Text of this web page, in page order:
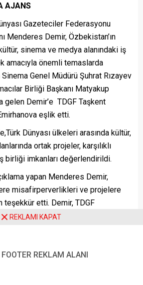
AJANS
Gazeteciler Federasyonu
Menderes Demir, Özbekistan’ın
sinema ve medya alanındaki iş
amacıyla önemli temaslarda
Genel Müdürü Şuhrat Rızayev
Birliği Başkanı Matyakup
gelen Demir’e TDGF Taşkent
eşlik etti.
Dünyası ülkeleri arasında kültür,
ortak projeler, karşılıklı
birliği imkanları değerlendirildi.
yapan Menderes Demir,
misafirperverlikleri ve projelere
etti. Demir, TDGF
kültür ve sinema projelerinin T.C.
geçirildiğini belirtti. Projelerin
REKLAMI KAPAT
REKLAM ALANI